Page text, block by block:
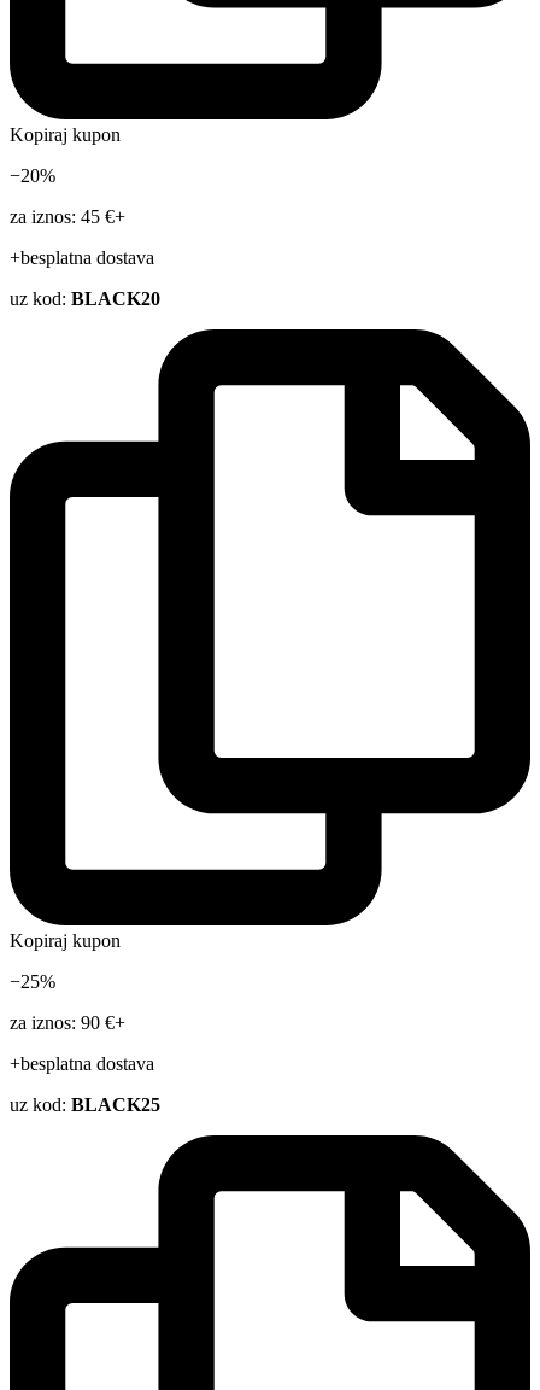
Kopiraj kupon
−20%
za iznos: 45 €+
+besplatna dostava
uz kod: BLACK20
Kopiraj kupon
−25%
za iznos: 90 €+
+besplatna dostava
uz kod: BLACK25